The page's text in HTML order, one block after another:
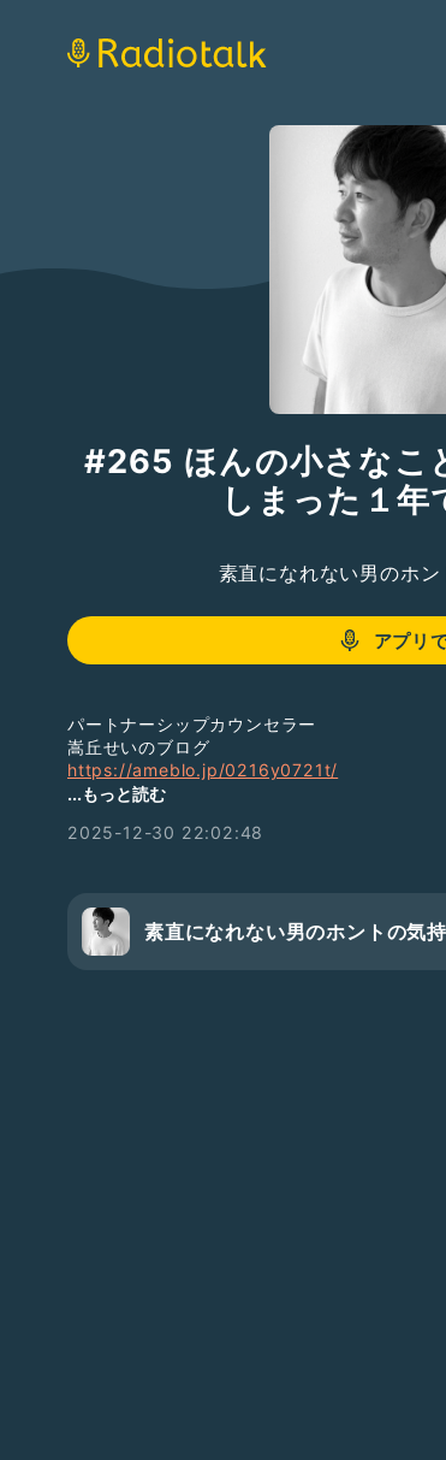
#265 ほんの小さなこ
しまった１年
素直になれない男のホン
アプリ
パートナーシップカウンセラー
嵩丘せいのブログ
https://ameblo.jp/0216y0721t/
皆さんからのご質問、ご感想、ぜひぜひ送って
#夫婦関係
#男性心理
#男心
...もっと読む
2025-12-30 22:02:48
素直になれない男のホントの気